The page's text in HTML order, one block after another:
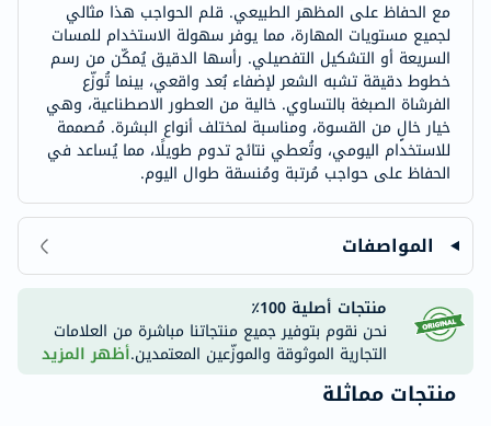
مع الحفاظ على المظهر الطبيعي. قلم الحواجب هذا مثالي
لجميع مستويات المهارة، مما يوفر سهولة الاستخدام للمسات
السريعة أو التشكيل التفصيلي. رأسها الدقيق يُمكّن من رسم
خطوط دقيقة تشبه الشعر لإضفاء بُعد واقعي، بينما تُوزّع
الفرشاة الصبغة بالتساوي. خالية من العطور الاصطناعية، وهي
خيار خالٍ من القسوة، ومناسبة لمختلف أنواع البشرة. مُصممة
للاستخدام اليومي، وتُعطي نتائج تدوم طويلًا، مما يُساعد في
الحفاظ على حواجب مُرتبة ومُنسقة طوال اليوم.
المواصفات
منتجات أصلية 100٪
نحن نقوم بتوفير جميع منتجاتنا مباشرة من العلامات
التجارية الموثوقة والموزّعين المعتمدين.أظهر المزيد
منتجات مماثلة